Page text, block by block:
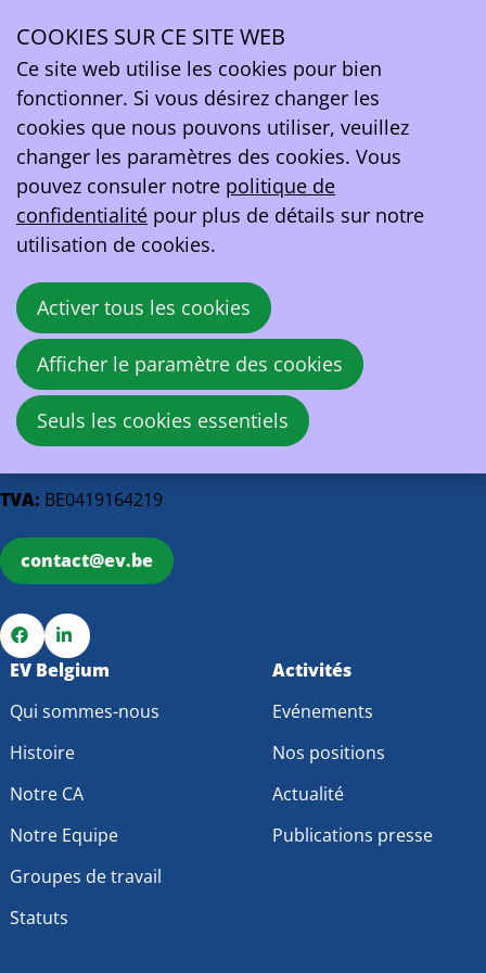
"Un mauvais signal": l'Europe renonce à
interdire les moteurs thermiques d'ici 2035
17 décembre 2025 à 23:00
Belga
cette
publication!
Facebook
X LinkedIn
Email
Retour à la vue d'ensemble
EV Belgium asbl
Rue de la Loi 81A
1040 Bruxelles
Belgique
TVA: BE0419164219
contact@ev.be
Go
Facebook
Go
LinkedIn
EV Belgium
Qui sommes-nous
Histoire
Notre CA
Notre Equipe
Groupes de travail
Statuts
Activités
Evénements
Nos positions
Actualité
Publications presse
COOKIES SUR CE SITE WEB
Ce site web utilise les cookies pour bien
fonctionner. Si vous désirez changer les
cookies que nous pouvons utiliser, veuillez
changer les paramètres des cookies. Vous
pouvez consuler notre politique de
confidentialité pour plus de détails sur notre
utilisation de cookies.
Activer tous les cookies
Afficher le paramètre des cookies
Seuls les cookies essentiels